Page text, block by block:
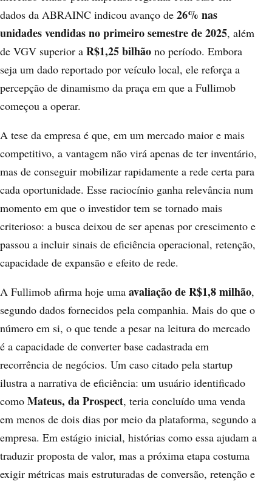
dados da ABRAINC indicou avanço de 26% nas
unidades vendidas no primeiro semestre de 2025, além
de VGV superior a R$1,25 bilhão no período. Embora
seja um dado reportado por veículo local, ele reforça a
percepção de dinamismo da praça em que a Fullimob
começou a operar.
A tese da empresa é que, em um mercado maior e mais
competitivo, a vantagem não virá apenas de ter inventário,
mas de conseguir mobilizar rapidamente a rede certa para
cada oportunidade. Esse raciocínio ganha relevância num
momento em que o investidor tem se tornado mais
criterioso: a busca deixou de ser apenas por crescimento e
passou a incluir sinais de eficiência operacional, retenção,
capacidade de expansão e efeito de rede.
A Fullimob afirma hoje uma avaliação de R$1,8 milhão,
segundo dados fornecidos pela companhia. Mais do que o
número em si, o que tende a pesar na leitura do mercado
é a capacidade de converter base cadastrada em
recorrência de negócios. Um caso citado pela startup
ilustra a narrativa de eficiência: um usuário identificado
como Mateus, da Prospect, teria concluído uma venda
em menos de dois dias por meio da plataforma, segundo a
empresa. Em estágio inicial, histórias como essa ajudam a
traduzir proposta de valor, mas a próxima etapa costuma
exigir métricas mais estruturadas de conversão, retenção e